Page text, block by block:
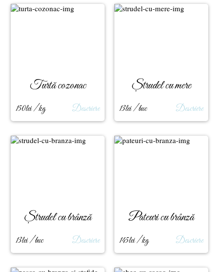
Turtă cozonac
150lei / kg Descriere
Ștrudel cu mere
13lei / buc Descriere
Ștrudel cu brânză
13lei / buc Descriere
Pateuri cu brânză
145lei / kg Descriere